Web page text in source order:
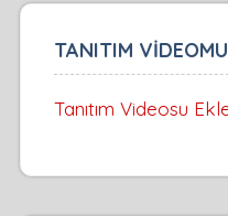
TANITIM
Tanıtım Videosu